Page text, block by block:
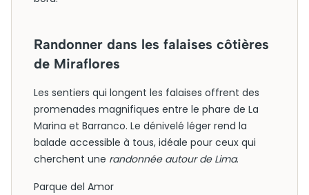
Randonner dans les falaises côtières
de Miraflores
Les sentiers qui longent les falaises offrent des
promenades magnifiques entre le phare de La
Marina et Barranco. Le dénivelé léger rend la
balade accessible à tous, idéale pour ceux qui
cherchent une randonnée autour de Lima.
Parque del Amor